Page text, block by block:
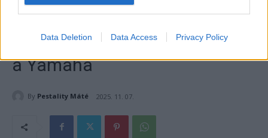
Data Deletion Data Access Privacy Policy